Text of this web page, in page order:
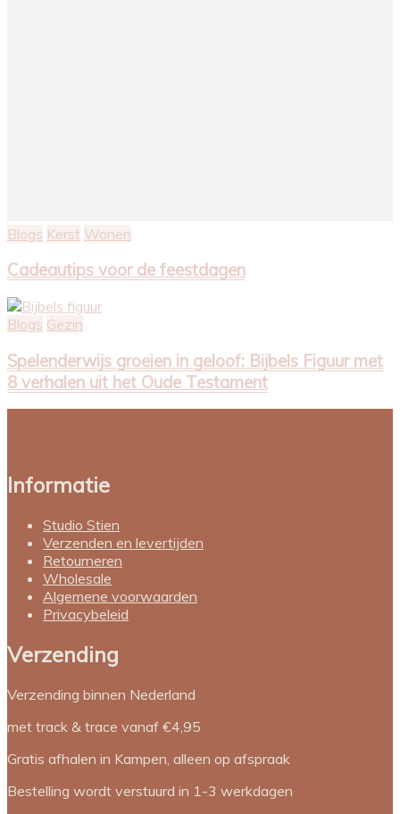
Blogs Kerst Wonen
Cadeautips voor de feestdagen
Blogs Gezin
Spelenderwijs groeien in geloof: Bijbels Figuur met
8 verhalen uit het Oude Testament
Informatie
Studio Stien
Verzenden en levertijden
Retourneren
Wholesale
Algemene voorwaarden
Privacybeleid
Verzending
Verzending binnen Nederland
met track & trace vanaf €4,95
Gratis afhalen in Kampen, alleen op afspraak
Bestelling wordt verstuurd in 1-3 werkdagen